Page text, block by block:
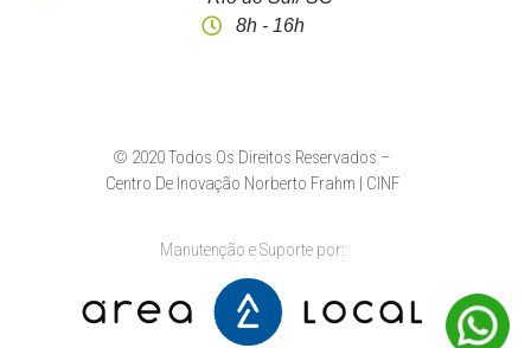
8h - 16h
© 2020 Todos Os Direitos Reservados –
Centro De Inovação Norberto Frahm | CINF
Manutenção e Suporte por: